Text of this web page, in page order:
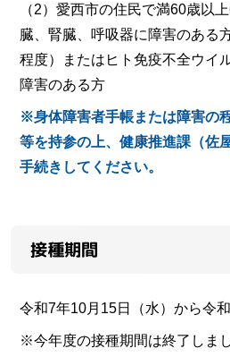
（2）愛西市の住民で満60歳以
臓、腎臓、呼吸器に障害のある
程度）またはヒト免疫不全ウイ
障害のある方
※身体障害者手帳または障害の
等を持参の上、健康推進課（佐
手続きしてください。
接種期間
令和7年10月15日（水）から令
※今年度の接種期間は終了しまし